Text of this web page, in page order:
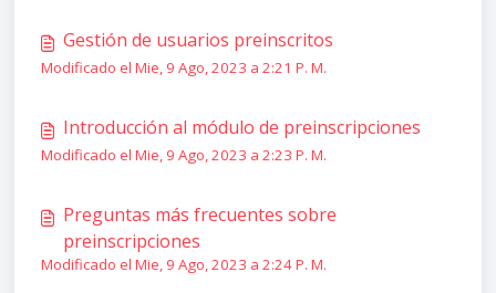
Gestión de usuarios preinscritos
Modificado el Mie, 9 Ago, 2023 a 2:21 P. M.
Introducción al módulo de preinscripciones
Modificado el Mie, 9 Ago, 2023 a 2:23 P. M.
Preguntas más frecuentes sobre
preinscripciones
Modificado el Mie, 9 Ago, 2023 a 2:24 P. M.